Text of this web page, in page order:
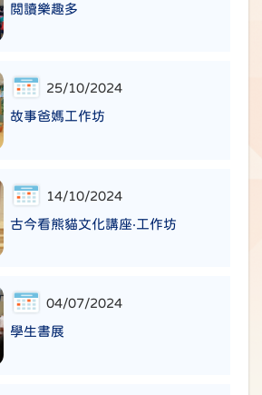
閲讀樂趣多
25/10/2024
故事爸媽工作坊
14/10/2024
古今看熊貓文化講座‧工作坊
04/07/2024
學生書展